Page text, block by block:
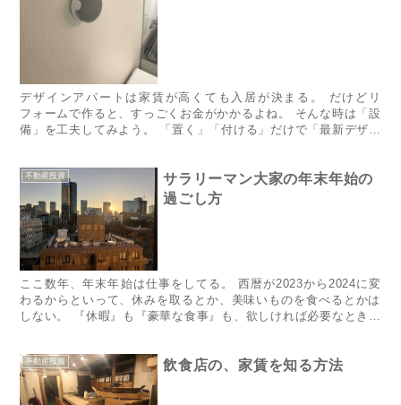
デザインアパートは家賃が高くても入居が決まる。 だけどリ
フォームで作ると、すっごくお金がかかるよね。 そんな時は「設
備」を工夫してみよう。 「置く」「付ける」だけで「最新デザイ
不動産投資
サラリーマン大家の年末年始の
過ごし方
ここ数年、年末年始は仕事をしてる。 西暦が2023から2024に変
わるからといって、休みを取るとか、美味いものを食べるとかは
しない。 『休暇』も『豪華な食事』も、欲しければ必要なときに
不動産投資 飲食店の、家賃を知る方法